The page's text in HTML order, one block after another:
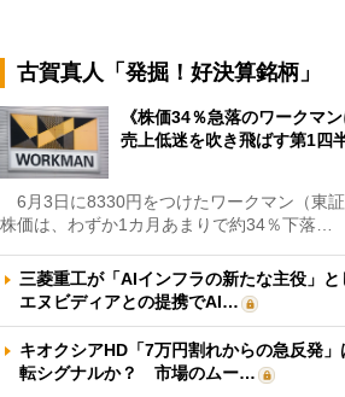
古賀真人「発掘！好決算銘柄」
《株価34％急落のワークマ
売上低迷を吹き飛ばす第1四
6月3日に8330円をつけたワークマン（東
株価は、わずか1カ月あまりで約34％下落…
三菱重工が「AIインフラの新たな主役」
エヌビディアとの提携でAI…
キオクシアHD「7万円割れからの急反発
転シグナルか？ 市場のムー…